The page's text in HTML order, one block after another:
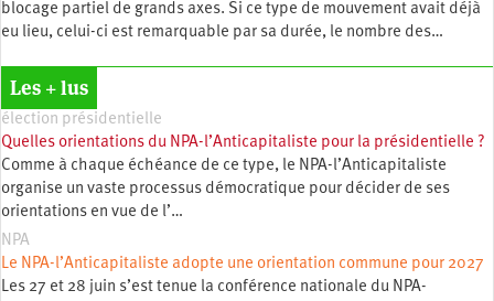
blocage partiel de grands axes. Si ce type de mouvement avait déjà
eu lieu, celui-ci est remarquable par sa durée, le nombre des…
Les + lus
élection présidentielle
Quelles orientations du NPA-l’Anticapitaliste pour la présidentielle ?
Comme à chaque échéance de ce type, le NPA-l’Anticapitaliste
organise un vaste processus démocratique pour décider de ses
orientations en vue de l’…
NPA
Le NPA-l’Anticapitaliste adopte une orientation commune pour 2027
Les 27 et 28 juin s’est tenue la conférence nationale du NPA-